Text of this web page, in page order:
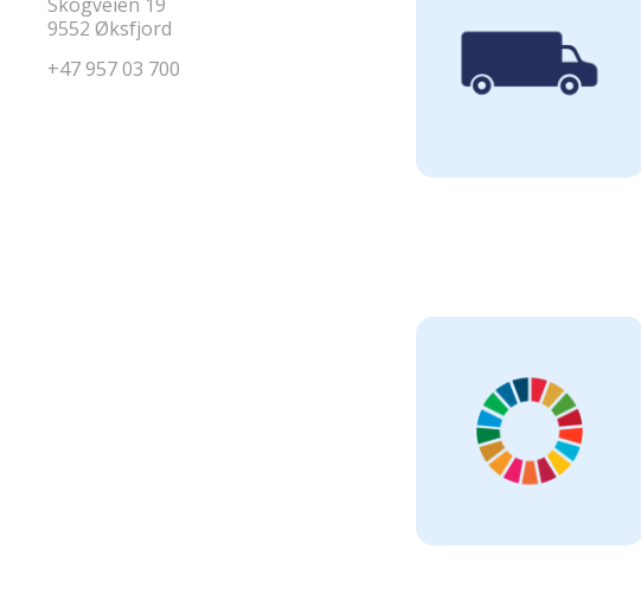
9552 Øksfjord
+47 957 03 700